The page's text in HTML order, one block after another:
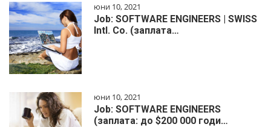
юни 10, 2021
Job: SOFTWARE ENGINEERS | SWISS
Intl. Co. (заплата…
юни 10, 2021
Job: SOFTWARE ENGINEERS
(заплата: до $200 000 годи…